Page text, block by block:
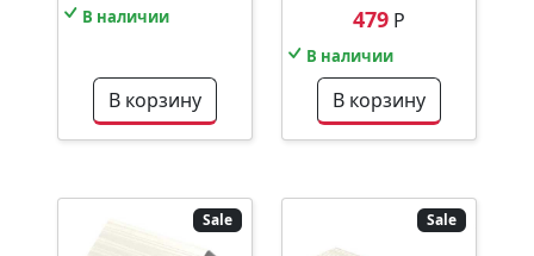
В наличии
В корзину
479 Р
В наличии
В корзину
Sale Sale